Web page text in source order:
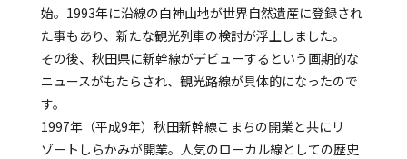
始。1993年に沿線の白神山地が世界自然遺産に登録され
た事もあり、新たな観光列車の検討が浮上しました。
その後、秋田県に新幹線がデビューするという画期的な
ニュースがもたらされ、観光路線が具体的になったので
す。
1997年（平成9年）秋田新幹線こまちの開業と共にリ
ゾートしらかみが開業。人気のローカル線としての歴史